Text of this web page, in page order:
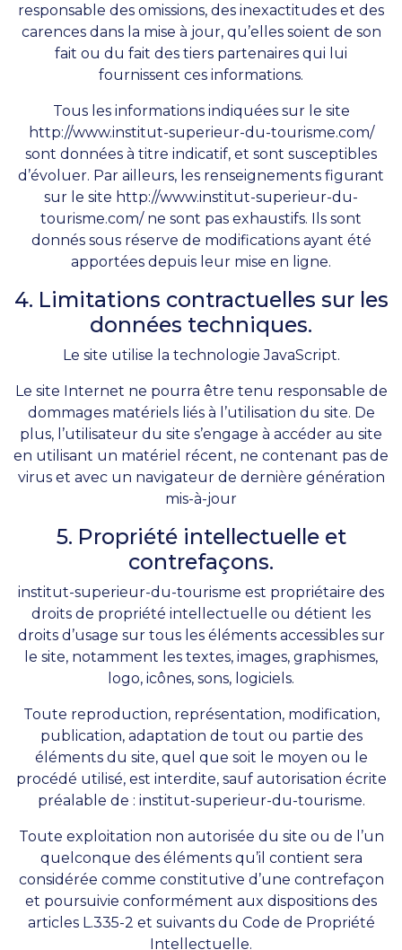
responsable des omissions, des inexactitudes et des
carences dans la mise à jour, qu’elles soient de son
fait ou du fait des tiers partenaires qui lui
fournissent ces informations.
Tous les informations indiquées sur le site
http://www.institut-superieur-du-tourisme.com/
sont données à titre indicatif, et sont susceptibles
d’évoluer. Par ailleurs, les renseignements figurant
sur le site http://www.institut-superieur-du-
tourisme.com/ne sont pas exhaustifs. Ils sont
donnés sous réserve de modifications ayant été
apportées depuis leur mise en ligne.
4. Limitations contractuelles sur les
données techniques.
Le site utilise la technologie JavaScript.
Le site Internet ne pourra être tenu responsable de
dommages matériels liés à l’utilisation du site. De
plus, l’utilisateur du site s’engage à accéder au site
en utilisant un matériel récent, ne contenant pas de
virus et avec un navigateur de dernière génération
mis-à-jour
5. Propriété intellectuelle et
contrefaçons.
institut-superieur-du-tourisme est propriétaire des
droits de propriété intellectuelle ou détient les
droits d’usage sur tous les éléments accessibles sur
le site, notamment les textes, images, graphismes,
logo, icônes, sons, logiciels.
Toute reproduction, représentation, modification,
publication, adaptation de tout ou partie des
éléments du site, quel que soit le moyen ou le
procédé utilisé, est interdite, sauf autorisation écrite
préalable de : institut-superieur-du-tourisme.
Toute exploitation non autorisée du site ou de l’un
quelconque des éléments qu’il contient sera
considérée comme constitutive d’une contrefaçon
et poursuivie conformément aux dispositions des
articles L.335-2 et suivants du Code de Propriété
Intellectuelle.